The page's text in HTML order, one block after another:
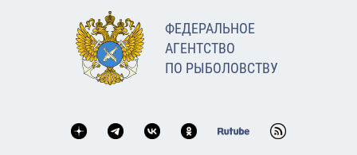
ФЕДЕРАЛЬНОЕ
АГЕНТСТВО
ПО РЫБОЛОВСТВУ